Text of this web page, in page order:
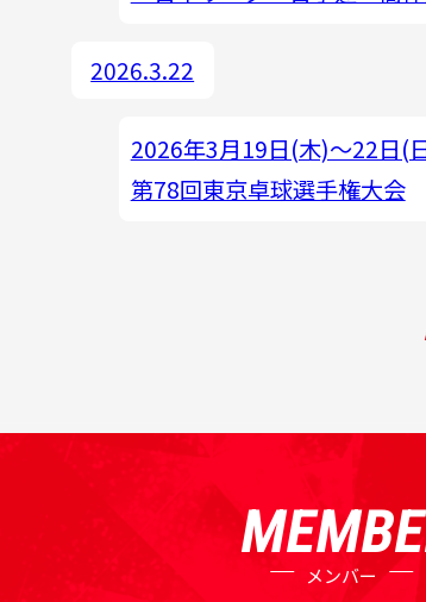
2026.3.22
2026年3月19日(木)～22日(
第78回東京卓球選手権大会
メンバー